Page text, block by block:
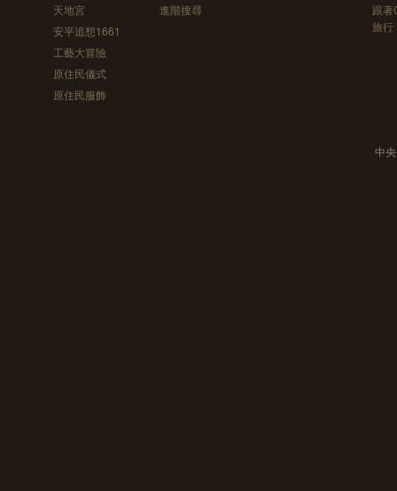
天地宮
安平追想1661
工藝大冒險
原住民儀式
原住民服飾
進階搜尋
跟
旅行
中